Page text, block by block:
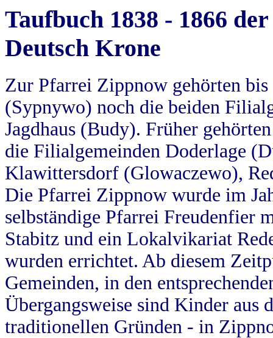
Taufbuch 1838 - 1866
Deutsch Krone
Zur Pfarrei Zippnow gehörten
(Sypnywo) noch die beiden
Jagdhaus (Budy). Früher
die Filialgemeinden Doderlage
Klawittersdorf (Glowaczewo),
Die Pfarrei Zippnow wurde im
selbständige Pfarrei Freudenfier
Stabitz und ein Lokalvikariat
wurden errichtet. Ab diesem
Gemeinden, in den
Übergangsweise sind Kinder aus
traditionellen Gründen - in